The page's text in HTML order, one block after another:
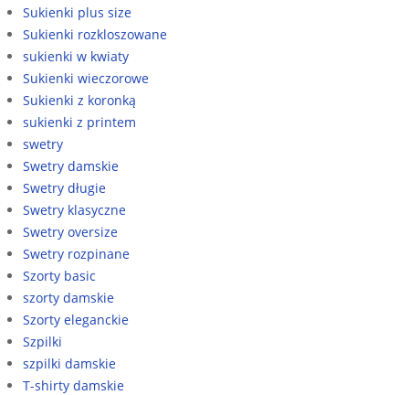
Sukienki plus size
Sukienki rozkloszowane
sukienki w kwiaty
Sukienki wieczorowe
Sukienki z koronką
sukienki z printem
swetry
Swetry damskie
Swetry długie
Swetry klasyczne
Swetry oversize
Swetry rozpinane
Szorty basic
szorty damskie
Szorty eleganckie
Szpilki
szpilki damskie
T-shirty damskie